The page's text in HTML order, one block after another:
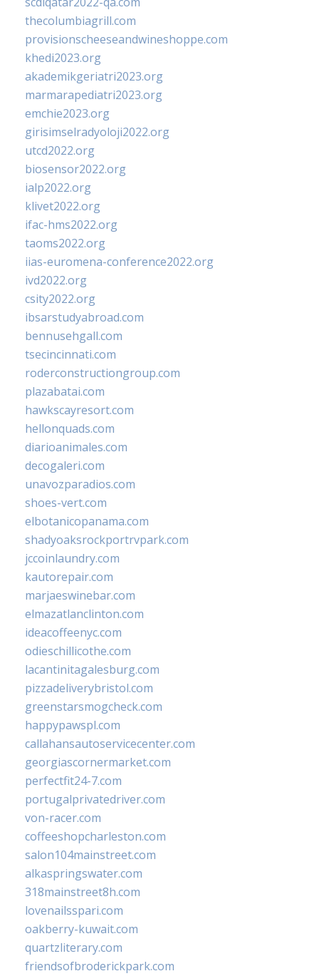
thecolumbiagrill.com
provisionscheeseandwineshoppe.com
khedi2023.org
akademikgeriatri2023.org
marmarapediatri2023.org
emchie2023.org
girisimselradyoloji2022.org
utcd2022.org
biosensor2022.org
ialp2022.org
klivet2022.org
ifac-hms2022.org
taoms2022.org
iias-euromena-conference2022.org
ivd2022.org
csity2022.org
ibsarstudyabroad.com
bennusehgall.com
tsecincinnati.com
roderconstructiongroup.com
plazabatai.com
hawkscayresort.com
hellonquads.com
diarioanimales.com
decogaleri.com
unavozparadios.com
shoes-vert.com
elbotanicopanama.com
shadyoaksrockportrvpark.com
jccoinlaundry.com
kautorepair.com
marjaeswinebar.com
elmazatlanclinton.com
ideacoffeenyc.com
odieschillicothe.com
lacantinitagalesburg.com
pizzadeliverybristol.com
greenstarsmogcheck.com
happypawspl.com
callahansautoservicecenter.com
georgiascornermarket.com
perfectfit24-7.com
portugalprivatedriver.com
von-racer.com
coffeeshopcharleston.com
salon104mainstreet.com
alkaspringswater.com
318mainstreet8h.com
lovenailsspari.com
oakberry-kuwait.com
quartzliterary.com
friendsofbroderickpark.com